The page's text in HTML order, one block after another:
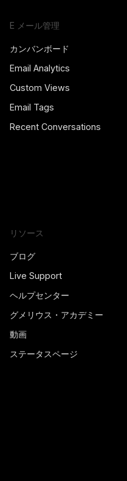
E メール管理
カンバンボード
Email Analytics
Custom Views
Email Tags
Recent Conversations
リソース
ブログ
Live Support
ヘルプセンター
グメリウス・アカデミー
動画
ステータスページ